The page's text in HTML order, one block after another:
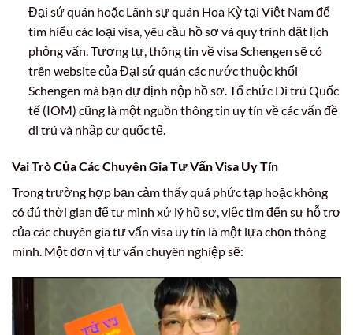
Đại sứ quán hoặc Lãnh sự quán Hoa Kỳ tại Việt Nam để
tìm hiểu các loại visa, yêu cầu hồ sơ và quy trình đặt lịch
phỏng vấn. Tương tự, thông tin về visa Schengen sẽ có
trên website của Đại sứ quán các nước thuộc khối
Schengen mà bạn dự định nộp hồ sơ. Tổ chức Di trú Quốc
tế (IOM) cũng là một nguồn thông tin uy tín về các vấn đề
di trú và nhập cư quốc tế.
Vai Trò Của Các Chuyên Gia Tư Vấn Visa Uy Tín
Trong trường hợp bạn cảm thấy quá phức tạp hoặc không
có đủ thời gian để tự mình xử lý hồ sơ, việc tìm đến sự hỗ trợ
của các chuyên gia tư vấn visa uy tín là một lựa chọn thông
minh. Một đơn vị tư vấn chuyên nghiệp sẽ: